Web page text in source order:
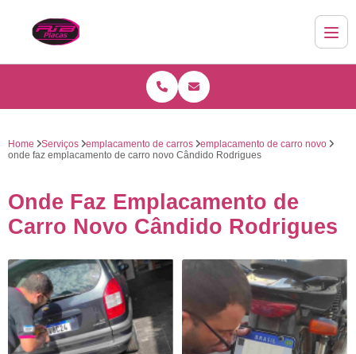
Home Serviços emplacamento de carros
emplacamento de carro novo
onde faz emplacamento de carro novo Cândido Rodrigues
Onde Faz Emplacamento de
Carro Novo Cândido Rodrigues